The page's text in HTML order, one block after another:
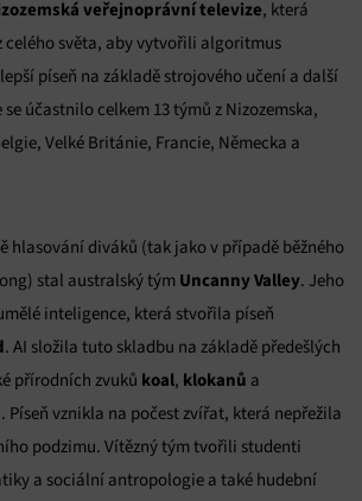
veřejnoprávní televize, která
celého světa, aby vytvořili algoritmus
píseň na základě strojového učení a další
se účastnilo celkem 13 týmů z Nizozemska,
Velké Británie, Francie, Německa a
hlasování diváků (tak jako v případě běžného
stal australský tým Uncanny Valley. Jeho
inteligence, která stvořila píseň
. AI složila tuto skladbu na základě předešlých
přírodních zvuků koal, klokanů a
. Píseň vznikla na počest zvířat, která nepřežila
podzimu. Vítězný tým tvořili studenti
a sociální antropologie a také hudební